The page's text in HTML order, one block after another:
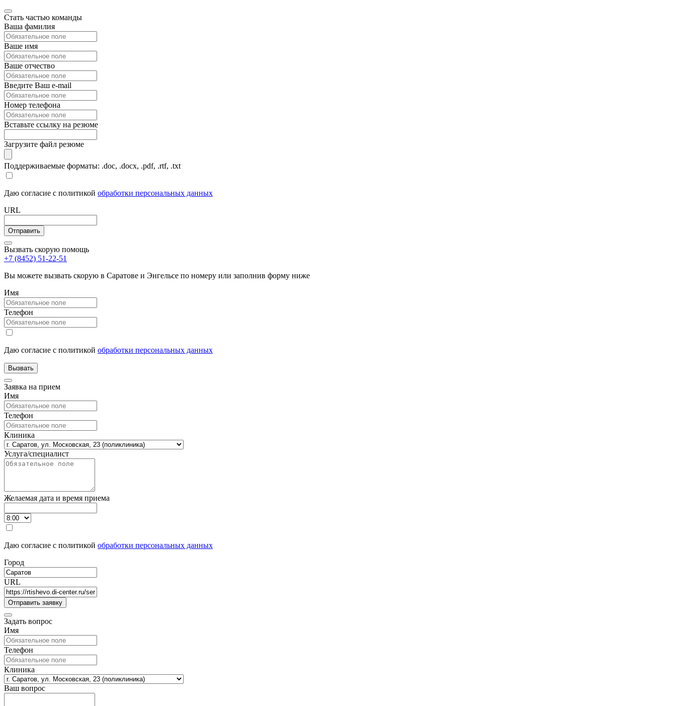
Стать частью команды
Ваша фамилия
Ваше имя
Ваше отчество
Введите Ваш e-mail
Номер телефона
Вставьте ссылку на резюме
Загрузите файл резюме
Поддерживаемые форматы: .doc, .docx, .pdf, .rtf, .txt
Даю согласие с политикой обработки персональных данных
URL
Вызвать скорую помощь
+7 (8452) 51-22-51
Вы можете вызвать скорую в Саратове и Энгельсе по номеру или заполнив форму ниже
Имя
Телефон
Даю согласие с политикой обработки персональных данных
Заявка на прием
Имя
Телефон
Клиника
Услуга/специалист
Желаемая дата и время приема
Даю согласие с политикой обработки персональных данных
Город
URL
Задать вопрос
Имя
Телефон
Клиника
Ваш вопрос